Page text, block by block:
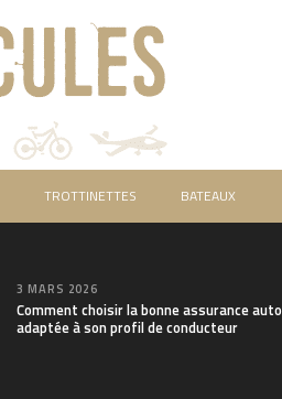
TROTTINETTES BATEAUX
3 MARS 2026
Comment choisir la bonne assurance auto
adaptée à son profil de conducteur